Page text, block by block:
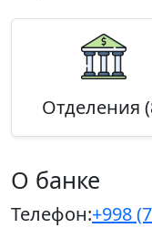
Отделения
О банке
Телефон:+998